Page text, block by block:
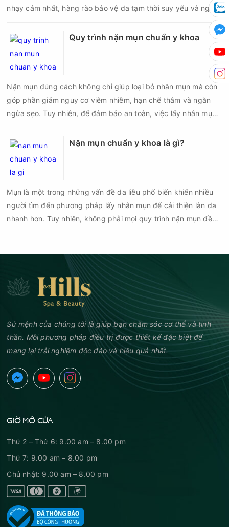
nhạy cảm nhất, hàng rào bảo vệ da tạm thời suy yếu và nguy
cơ viêm nhiễm, thâm sau mụn hoặc hình thành sẹo sẽ tăng lên
nếu chăm sóc không đúng cách. Chính vì vậy, việc chăm sóc
da sau nặn mụn không chỉ giúp vùng da hồi phục nhanh hơn
mà còn góp phần giảm nguy cơ tái phát mụn và hạn chế các
Quy trình nặn mụn chuẩn y khoa
Nặn mụn đúng cách không chỉ giúp loại bỏ nhân mụn mà còn
góp phần giảm nguy cơ viêm nhiễm, hạn chế thâm và ngăn
ngừa sẹo. Tuy nhiên, để đảm bảo an toàn, việc lấy nhân mụn
đủ các bước vô khuẩn và chăm sóc sau điều trị.
Nặn mụn chuẩn y khoa là gì?
Mụn là một trong những vấn đề da liễu phổ biến khiến nhiều
người tìm đến phương pháp lấy nhân mụn để cải thiện làn da
nhanh hơn. Tuy nhiên, không phải mọi quy trình nặn mụn đều
có thể đối mặt với nguy cơ viêm nhiễm, thâm sau mụn và thậm
chí là sẹo rỗ. Vậy nặn mụn chuẩn y khoa là gì và một quy trình
đạt tiêu chuẩn cần đáp ứng những yêu cầu nào?
Sứ mệnh của chúng tôi là giúp bạn chăm sóc cơ thể và tinh
thần. Mỗi phương pháp điều trị được thiết kế đặc biệt để
mang lại trải nghiệm độc đáo và hiệu quả nhất.
GIỜ MỞ CỬA
Thứ 2 – Thứ 6: 9.00 am – 8.00 pm
Thứ 7: 9.00 am – 8.00 pm
Chủ nhật: 9.00 am – 8.00 pm